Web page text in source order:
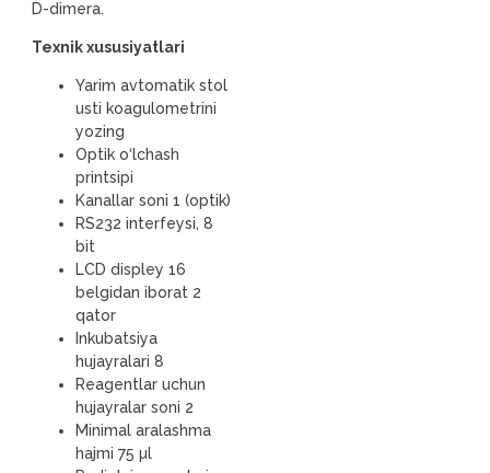
D-dimera.
Texnik xususiyatlari
Yarim avtomatik stol
usti koagulometrini
yozing
Optik o‘lchash
printsipi
Kanallar soni 1 (optik)
RS232 interfeysi, 8
bit
LCD displey 16
belgidan iborat 2
qator
Inkubatsiya
hujayralari 8
Reagentlar uchun
hujayralar soni 2
Minimal aralashma
hajmi 75 µl